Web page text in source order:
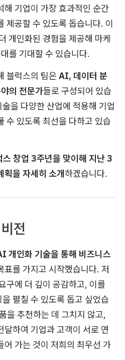
해 기업이 가장 효과적인 순간
제공할 수 있도록 돕습니다. 이
개인화된 경험을 제공해 마케
를 기대할 수 있습니다.
블럭스의 팀은 AI, 데이터 분
의 전문가들로 구성되어 있습
을 다양한 산업에 적용해 기업
수 있도록 최선을 다하고 있습
창업 3주년을 맞이해 지난 3
획을 자세히 소개하겠습니다.
전
개인화 기술을 통해 비즈니스
표를 가지고 시작했습니다. 저
구에 더 깊이 공감하고, 이를
펼칠 수 있도록 돕고 싶었습
을 추천하는 데 그치지 않고,
하여 기업과 고객이 서로 연
어 가는 것이 저희의 최우선 가